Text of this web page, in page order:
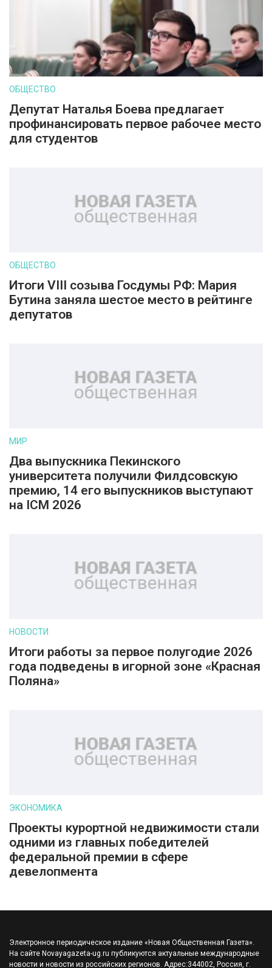
ОБЩЕСТВО
Депутат Наталья Боева предлагает
профинансировать первое рабочее место
для студентов
ОБЩЕСТВО
Итоги VIII созыва Госдумы РФ: Мария
Бутина заняла шестое место в рейтинге
депутатов
МИР
Два выпускника Пекинского
университета получили Филдсовскую
премию, 14 его выпускников выступают
на ICM 2026
НОВОСТИ
Итоги работы за первое полугодие 2026
года подведены в игорной зоне «Красная
Поляна»
ЭКОНОМИКА
Проекты курортной недвижимости стали
одними из главных победителей
федеральной премии в сфере
девелопмента
Электронное периодическое издание «Новая Общественная Газета».
На сайте Novayagazeta-ug.ru публикуются актуальные международные
новости и новости из российских регионов. Адрес:344002, Россия, г.